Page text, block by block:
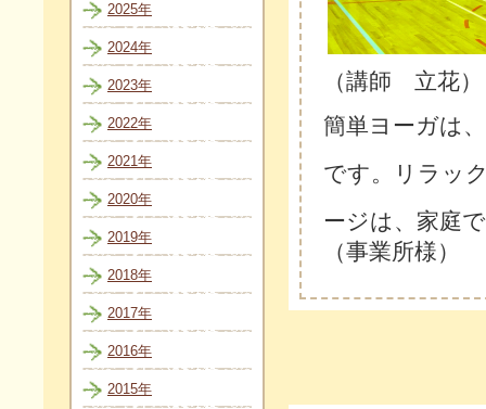
（講師 立花）
簡単ヨーガは
です。リラッ
ージは、家庭
（事業所様）
2025年
2024年
2023年
2022年
2021年
2020年
2019年
2018年
2017年
2016年
2015年